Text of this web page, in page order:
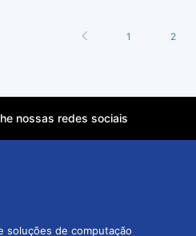
1 2
nossas redes sociais
soluções de computação